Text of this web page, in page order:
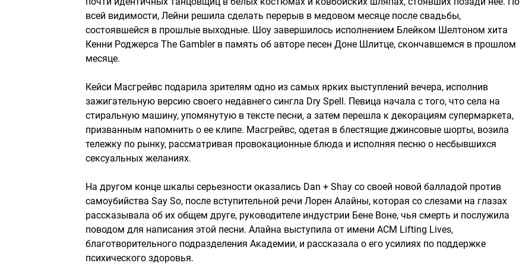
всей видимости, Лейни решила сделать перерыв в медовом месяце после свадьбы,
состоявшейся в прошлые выходные. Шоу завершилось исполнением Блейком Шелтоном хита
Кенни Роджерса The Gambler в память об авторе песен Доне Шлитце, скончавшемся в прошлом
месяце.
Кейси Масгрейвс подарила зрителям одно из самых ярких выступлений вечера, исполнив
зажигательную версию своего недавнего сингла Dry Spell. Певица начала с того, что села на
стиральную машину, упомянутую в тексте песни, а затем перешла к декорациям супермаркета,
призванным напомнить о ее клипе. Масгрейвс, одетая в блестящие джинсовые шорты, возила
тележку по рынку, рассматривая провокационные блюда и исполняя песню о несбывшихся
сексуальных желаниях.
На другом конце шкалы серьезности оказались Dan + Shay со своей новой балладой против
самоубийства Say So, после вступительной речи Лорен Алайны, которая со слезами на глазах
рассказывала об их общем друге, руководителе индустрии Бене Воне, чья смерть и послужила
поводом для написания этой песни. Алайна выступила от имени ACM Lifting Lives,
благотворительного подразделения Академии, и рассказала о его усилиях по поддержке
психического здоровья.